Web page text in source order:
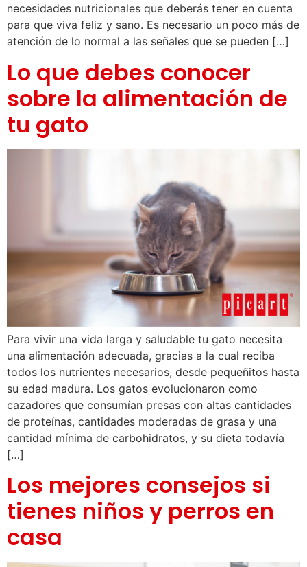
necesidades nutricionales que deberás tener en cuenta
para que viva feliz y sano. Es necesario un poco más de
atención de lo normal a las señales que se pueden […]
Lo que debes conocer
sobre la alimentación de
tu gato
Para vivir una vida larga y saludable tu gato necesita
una alimentación adecuada, gracias a la cual reciba
todos los nutrientes necesarios, desde pequeñitos hasta
su edad madura. Los gatos evolucionaron como
cazadores que consumían presas con altas cantidades
de proteínas, cantidades moderadas de grasa y una
cantidad mínima de carbohidratos, y su dieta todavía
[…]
Los mejores consejos si
tienes niños y perros en
casa